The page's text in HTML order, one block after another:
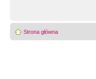
Strona główna